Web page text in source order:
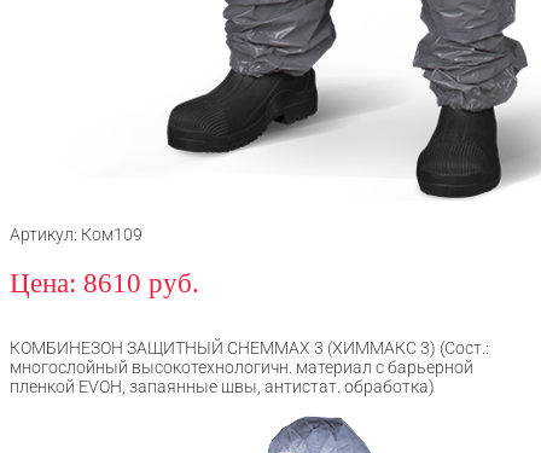
Артикул: Ком109
Цена: 8610 руб.
КОМБИНЕЗОН ЗАЩИТНЫЙ CHEMMAX 3 (ХИММАКС 3) (Сост.:
многослойный высокотехнологичн. материал с барьерной
пленкой EVOH, запаянные швы, антистат. обработка)